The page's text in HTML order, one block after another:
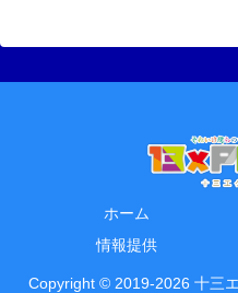
ホーム
情報提供
Copyright © 2019-2026 十三